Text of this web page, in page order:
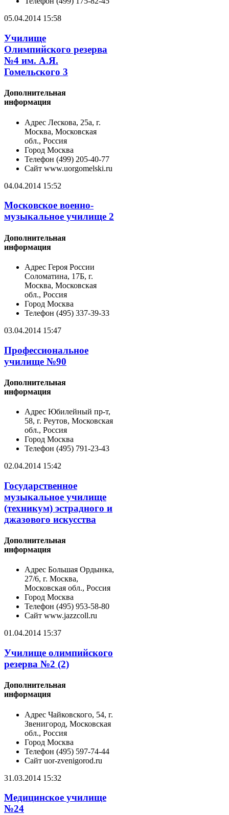
05.04.2014 15:58
Училище
Олимпийского резерва
№4 им. А.Я.
Гомельского 3
Дополнительная
информация
Адрес Лескова, 25а, г.
Москва, Московская
обл., Россия
Город Москва
Телефон (499) 205-40-77
Сайт www.uorgomelski.ru
04.04.2014 15:52
Московское военно-
музыкальное училище 2
Дополнительная
информация
Адрес Героя России
Соломатина, 17Б, г.
Москва, Московская
обл., Россия
Город Москва
Телефон (495) 337-39-33
03.04.2014 15:47
Профессиональное
училище №90
Дополнительная
информация
Адрес Юбилейный пр-т,
58, г. Реутов, Московская
обл., Россия
Город Москва
Телефон (495) 791-23-43
02.04.2014 15:42
Государственное
музыкальное училище
(техникум) эстрадного и
джазового искусства
Дополнительная
информация
Адрес Большая Ордынка,
27/6, г. Москва,
Московская обл., Россия
Город Москва
Телефон (495) 953-58-80
Сайт www.jazzcoll.ru
01.04.2014 15:37
Училище олимпийского
резерва №2 (2)
Дополнительная
информация
Адрес Чайковского, 54, г.
Звенигород, Московская
обл., Россия
Город Москва
Телефон (495) 597-74-44
Сайт uor-zvenigorod.ru
31.03.2014 15:32
Медицинское училище
№24